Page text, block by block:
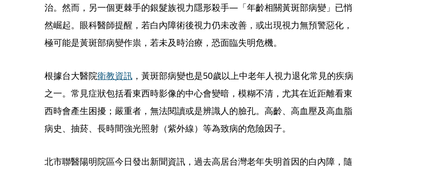
治。然而，另一個更棘手的銀髮族視力隱形殺手—「年齡相關黃斑部病變」已悄
然崛起。眼科醫師提醒，若白內障術後視力仍未改善，或出現視力無預警惡化，
極可能是黃斑部病變作祟，若未及時治療，恐面臨失明危機。
根據台大醫院衛教資訊，黃斑部病變也是50歲以上中老年人視力退化常見的疾病
之一。常見症狀包括看東西時影像的中心會變暗，模糊不清，尤其在近距離看東
西時會產生困擾；嚴重者，無法閱讀或是辨識人的臉孔。高齡、高血壓及高血脂
病史、抽菸、長時間強光照射（紫外線）等為致病的危險因子。
北市聯醫陽明院區今日發出新聞資訊，過去高居台灣老年失明首因的白內障，隨